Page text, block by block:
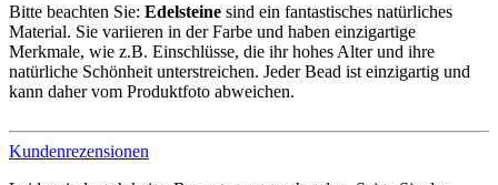
Bitte beachten Sie: Edelsteine sind ein fantastisches natürliches
Material. Sie variieren in der Farbe und haben einzigartige
Merkmale, wie z.B. Einschlüsse, die ihr hohes Alter und ihre
natürliche Schönheit unterstreichen. Jeder Bead ist einzigartig und
kann daher vom Produktfoto abweichen.
Kundenrezensionen